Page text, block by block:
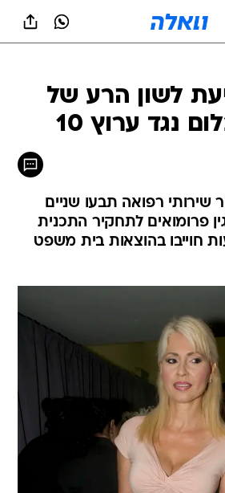
לשון הרע של
נגד ערוץ 10
שירותי רפואה תבעו שניים
פרומואים לתחקיר התכנית
חוייבו בהוצאות בית משפט